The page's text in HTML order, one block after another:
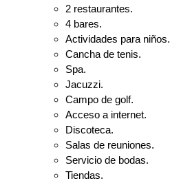
2 restaurantes.
4 bares.
Actividades para niños.
Cancha de tenis.
Spa.
Jacuzzi.
Campo de golf.
Acceso a internet.
Discoteca.
Salas de reuniones.
Servicio de bodas.
Tiendas.